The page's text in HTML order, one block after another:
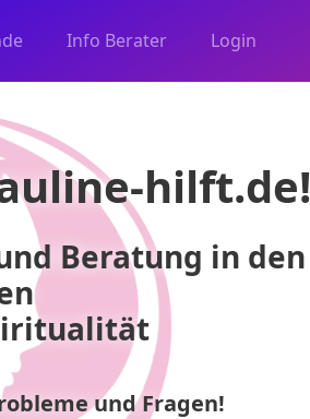
Info Berater Login
hilft.de!
Beratung in den
und Fragen!